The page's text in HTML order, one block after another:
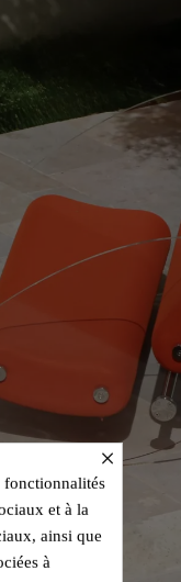
×
fonctionnalités
et à la
ainsi que
à